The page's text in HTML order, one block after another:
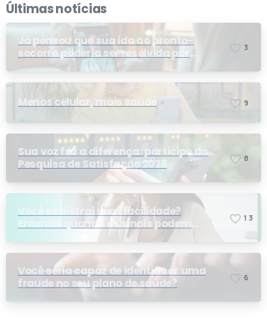
Últimas notícias
Já pensou que sua ida ao pronto-
socorro poderia ser resolvida por
telemedicina?
3
Menos celular, mais saúde 9
Sua voz faz a diferença: participe da
Pesquisa de Satisfação 2026
8
Você se distrai com facilidade?
Entenda quando os sinais podem
1 3
Você seria capaz de identificar uma
fraude no seu plano de saúde?
6